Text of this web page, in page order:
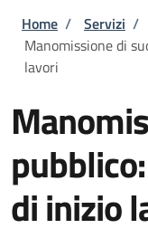
Briciole
Home / Servizi /
Manomissione di
lavori
di inizio